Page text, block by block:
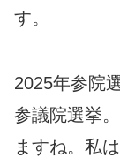
す。
2025年参院
参議院選挙
ますね。私